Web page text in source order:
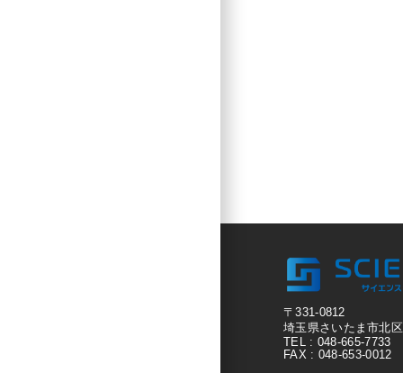
〒331-0812
埼玉県さいたま市北
TEL : 048-665-7733
FAX : 048-653-0012